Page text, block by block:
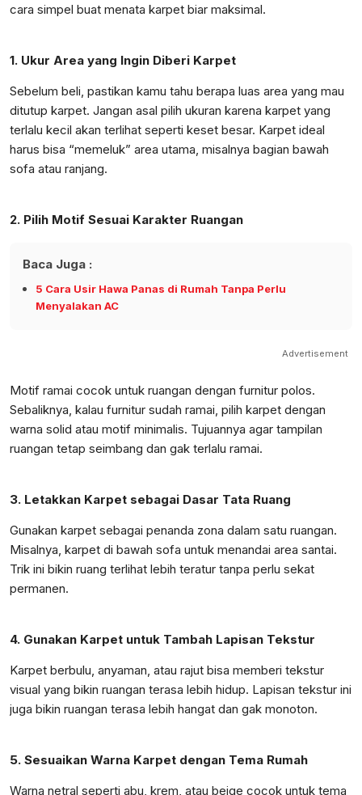
cara simpel buat menata karpet biar maksimal.
1. Ukur Area yang Ingin Diberi Karpet
Sebelum beli, pastikan kamu tahu berapa luas area yang mau
ditutup karpet. Jangan asal pilih ukuran karena karpet yang
terlalu kecil akan terlihat seperti keset besar. Karpet ideal
harus bisa “memeluk” area utama, misalnya bagian bawah
sofa atau ranjang.
2. Pilih Motif Sesuai Karakter Ruangan
Baca Juga :
5 Cara Usir Hawa Panas di Rumah Tanpa Perlu
Menyalakan AC
Advertisement
Motif ramai cocok untuk ruangan dengan furnitur polos.
Sebaliknya, kalau furnitur sudah ramai, pilih karpet dengan
warna solid atau motif minimalis. Tujuannya agar tampilan
ruangan tetap seimbang dan gak terlalu ramai.
3. Letakkan Karpet sebagai Dasar Tata Ruang
Gunakan karpet sebagai penanda zona dalam satu ruangan.
Misalnya, karpet di bawah sofa untuk menandai area santai.
Trik ini bikin ruang terlihat lebih teratur tanpa perlu sekat
permanen.
4. Gunakan Karpet untuk Tambah Lapisan Tekstur
Karpet berbulu, anyaman, atau rajut bisa memberi tekstur
visual yang bikin ruangan terasa lebih hidup. Lapisan tekstur ini
juga bikin ruangan terasa lebih hangat dan gak monoton.
5. Sesuaikan Warna Karpet dengan Tema Rumah
Warna netral seperti abu, krem, atau beige cocok untuk tema